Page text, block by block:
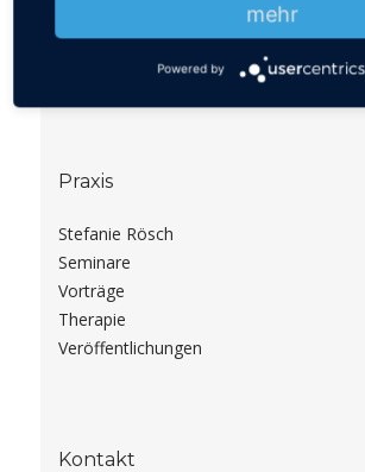
Suchen
Praxis
Stefanie Rösch
Seminare
Vorträge
Therapie
Veröffentlichungen
Kontakt
mehr
Powered by